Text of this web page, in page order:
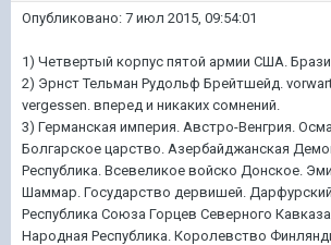
Опубликовано: 7 июл 2015, 09:54:01
1) Четвертый корпус пятой армии США.
2) Эрнст Тельман Рудольф Брейтшейд.
vergessen. вперед и никаких сомнений.
3) Германская империя. Австро-Венгрия.
Болгарское царство. Азербайджанская
Республика. Всевеликое войско Донское.
Шаммар. Государство дервишей.
Республика Союза Горцев Северного
Народная Республика. Королевство